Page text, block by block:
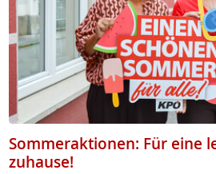
Sommeraktionen: Für eine
zuhause!